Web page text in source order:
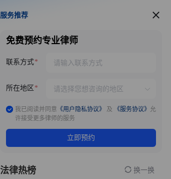
服务推荐
服务推荐
免费预约专业律师
联系方式
所在地区
我已阅读并同意 《用户隐私协议》 及 《服务协议》 允
许接受更多律师的服务
立即预约
法律热榜 换一换